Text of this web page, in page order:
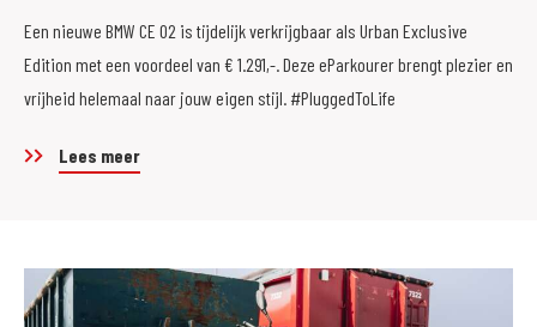
Een nieuwe BMW CE 02 is tijdelijk verkrijgbaar als Urban Exclusive
Edition met een voordeel van € 1.291,-. Deze eParkourer brengt plezier en
vrijheid helemaal naar jouw eigen stijl. #PluggedToLife
Lees meer